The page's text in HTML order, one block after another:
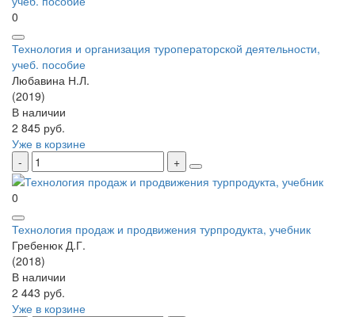
0
Технология и организация туроператорской деятельности,
учеб. пособие
Любавина Н.Л.
(2019)
В наличии
2 845 руб.
Уже в корзине
0
Технология продаж и продвижения турпродукта, учебник
Гребенюк Д.Г.
(2018)
В наличии
2 443 руб.
Уже в корзине